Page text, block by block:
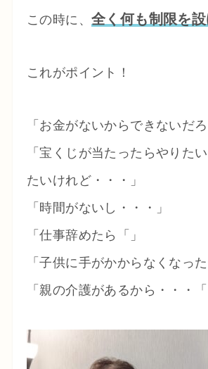
この時に、 全く何も制限を
これがポイント！
「お金がないからできないだろ
「宝くじが当たったらやりた
たいけれど・・・」
「時間がないし・・・」
「仕事辞めたら「」
「子供に手がかからなくなった
「親の介護があるから・・・「